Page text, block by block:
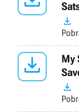


My
